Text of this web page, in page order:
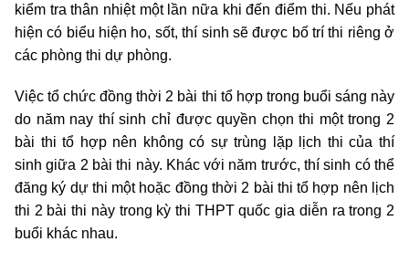
kiểm tra thân nhiệt một lần nữa khi đến điểm thi. Nếu phát
hiện có biểu hiện ho, sốt, thí sinh sẽ được bố trí thi riêng ở
các phòng thi dự phòng.
Việc tổ chức đồng thời 2 bài thi tổ hợp trong buổi sáng này
do năm nay thí sinh chỉ được quyền chọn thi một trong 2
bài thi tổ hợp nên không có sự trùng lặp lịch thi của thí
sinh giữa 2 bài thi này. Khác với năm trước, thí sinh có thể
đăng ký dự thi một hoặc đồng thời 2 bài thi tổ hợp nên lịch
thi 2 bài thi này trong kỳ thi THPT quốc gia diễn ra trong 2
buổi khác nhau.